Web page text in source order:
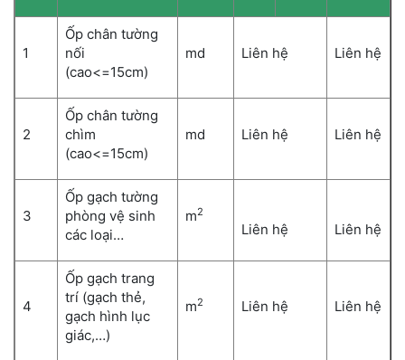
1
Ốp chân tường
nối
(cao<=15cm)
md Liên hệ Liên hệ
2
Ốp chân tường
chìm
(cao<=15cm)
md Liên hệ Liên hệ
3
Ốp gạch tường
phòng vệ sinh
các loại…
m2
Liên hệ Liên hệ
4
Ốp gạch trang
trí (gạch thẻ,
gạch hình lục
giác,…)
m2 Liên hệ Liên hệ